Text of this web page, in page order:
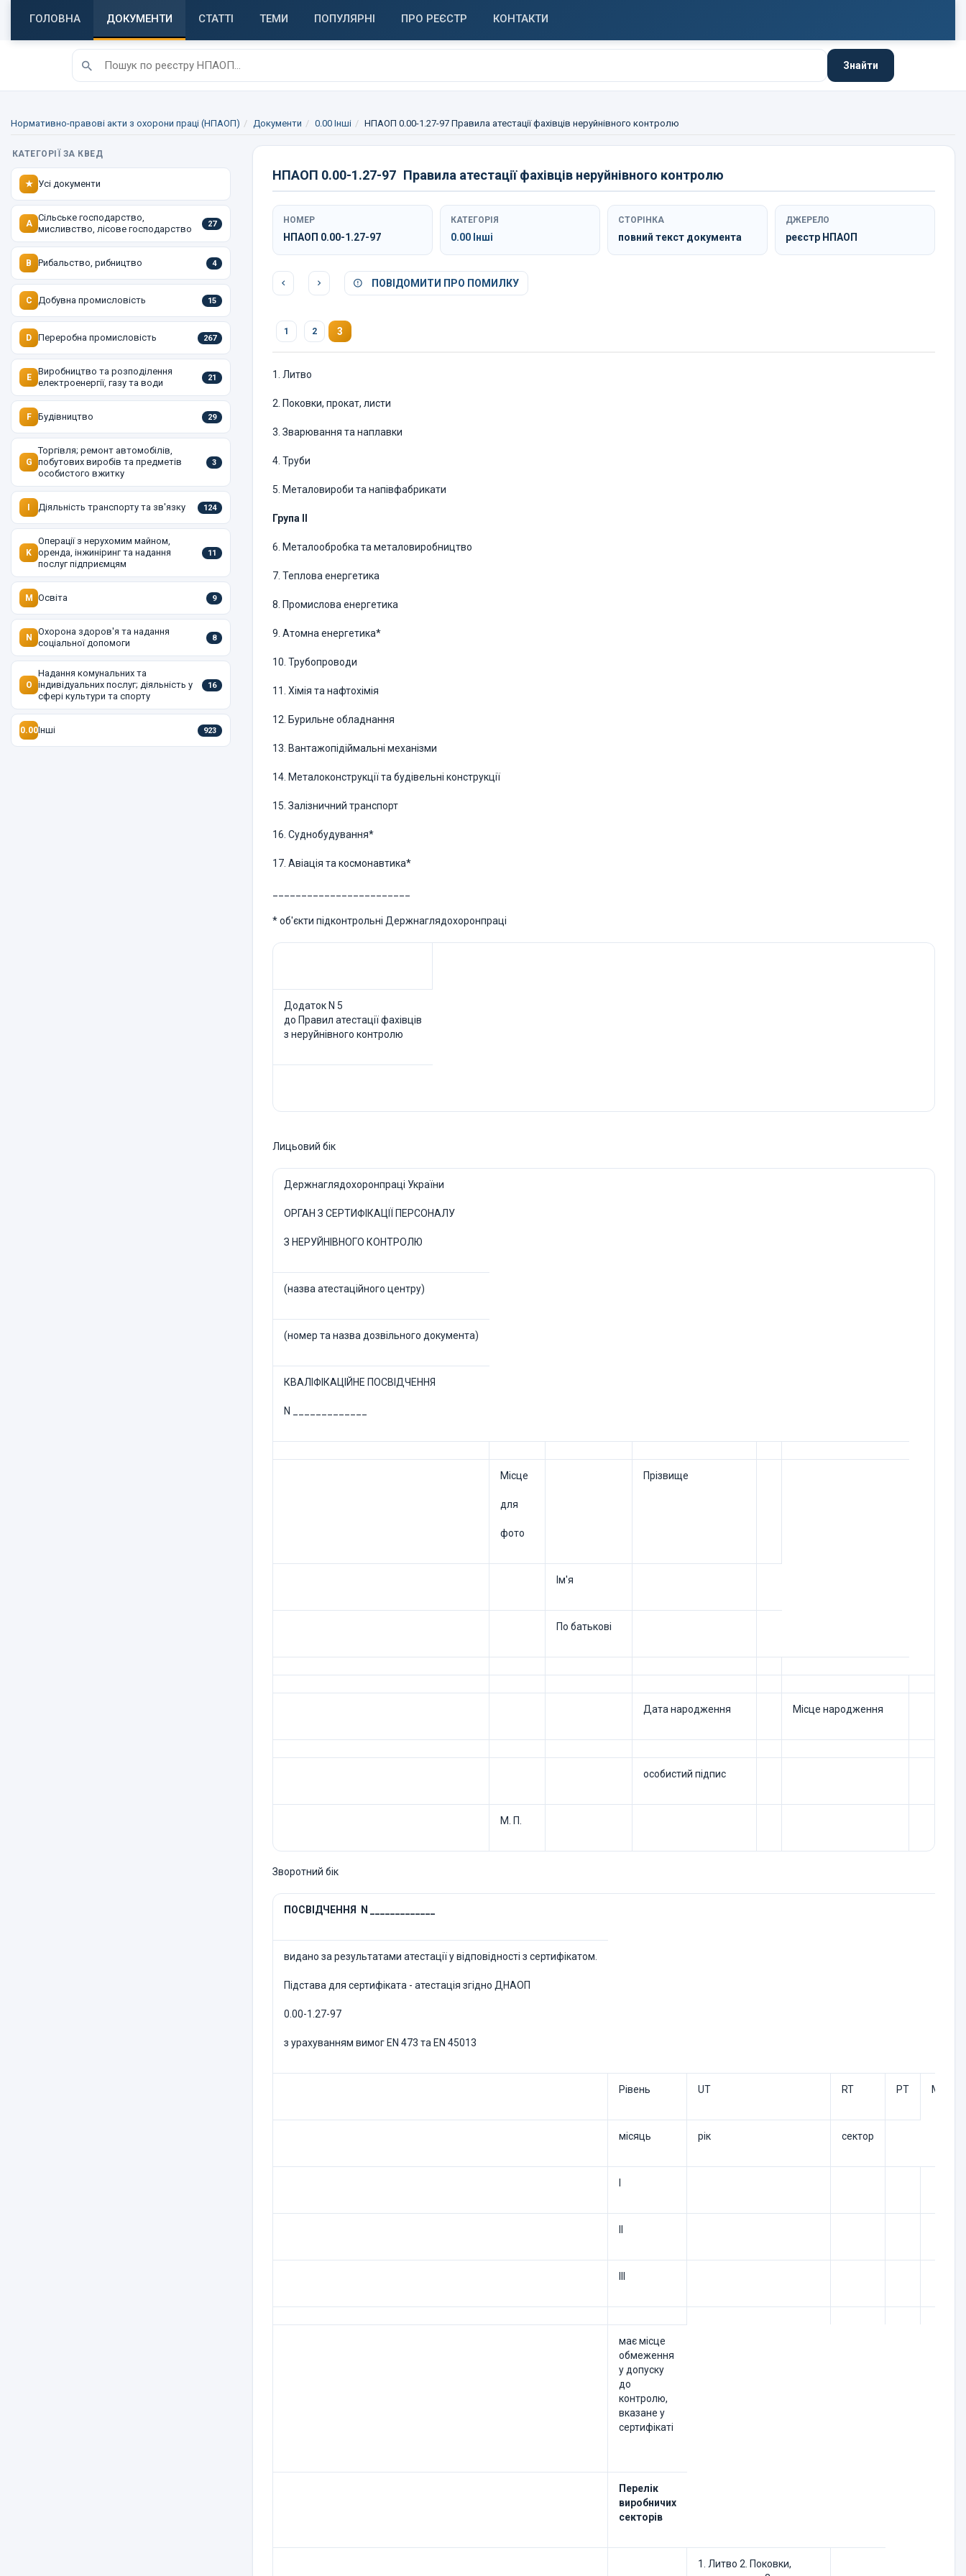
ГОЛОВНА ДОКУМЕНТИ СТАТТІ ТЕМИ ПОПУЛЯРНІ ПРО РЕЄСТР КОНТАКТИ
Знайти
Нормативно-правові акти з охорони праці (НПАОП) Документи 0.00 Інші НПАОП 0.00-1.27-97 Правила атестації фахівців неруйнівного контролю
КАТЕГОРІЇ ЗА КВЕД
★ Усі документи
A
Сільське господарство,
мисливство, лісове господарство
27
B Рибальство, рибництво 4
C Добувна промисловість 15
D Переробна промисловість 267
E
Виробництво та розподілення
електроенергії, газу та води
21
F Будівництво 29
G
Торгівля; ремонт автомобілів,
побутових виробів та предметів
особистого вжитку
3
I Діяльність транспорту та зв'язку 124
K
Операції з нерухомим майном,
оренда, інжиніринг та надання
послуг підприємцям
11
M Освіта 9
N
Охорона здоров'я та надання
соціальної допомоги
8
O
Надання комунальних та
індивідуальних послуг; діяльність у
сфері культури та спорту
16
0.00Інші 923
НПАОП 0.00-1.27-97 Правила атестації фахівців неруйнівного контролю
НОМЕР
НПАОП 0.00-1.27-97
КАТЕГОРІЯ
0.00 Інші
СТОРІНКА
повний текст документа
ДЖЕРЕЛО
реєстр НПАОП
ПОВІДОМИТИ ПРО ПОМИЛКУ
1 2 3
1. Литво
2. Поковки, прокат, листи
3. Зварювання та наплавки
4. Труби
5. Металовироби та напівфабрикати
Група II
6. Металообробка та металовиробництво
7. Теплова енергетика
8. Промислова енергетика
9. Атомна енергетика*
10. Трубопроводи
11. Хімія та нафтохімія
12. Бурильне обладнання
13. Вантажопідіймальні механізми
14. Металоконструкції та будівельні конструкції
15. Залізничний транспорт
16. Суднобудування*
17. Авіація та космонавтика*
* oб'єкти підконтрольні Держнаглядохоронпраці
Додаток N 5
до Правил атестації фахівців
з неруйнівного контролю
Лицьовий бік
Держнаглядохоронпраці України
ОРГАН З СЕРТИФІКАЦІЇ ПЕРСОНАЛУ
З НЕРУЙНІВНОГО КОНТРОЛЮ
(назва атестаційного центру)
(номер та назва дозвільного документа)
КВАЛІФІКАЦІЙНЕ ПОСВІДЧЕННЯ
N _____________
Місце
для
фото
Прізвище
Ім'я
По батькові
Дата народження Місце народження
особистий підпис
М. П.
Зворотний бік
ПОСВІДЧЕННЯ N _____________
видано за результатами атестації у відповідності з сертифікатом.
Підстава для сертифіката - атестація згідно ДНАОП
0.00-1.27-97
з урахуванням вимог ЕN 473 та ЕN 45013
Рівень UT RT PT MT
місяць рік сектор
має місце
обмеження
у допуску
до
контролю,
вказане у
сертифікаті
Перелік
виробничих
секторів
1. Литво 2. Поковки,